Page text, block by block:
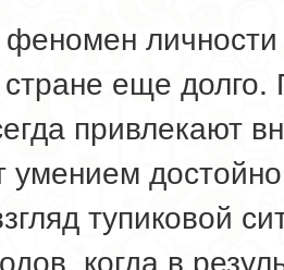
стране еще
привлекают
умением
тупиковой
когда в